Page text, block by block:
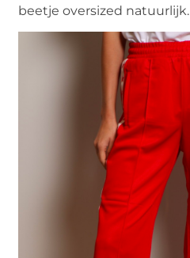
beetje oversized natuurlijk.